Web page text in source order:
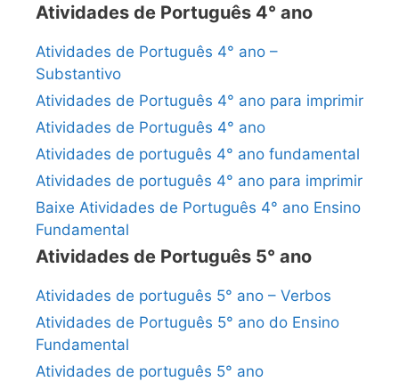
Atividades de Português 4° ano
Atividades de Português 4° ano –
Substantivo
Atividades de Português 4° ano para imprimir
Atividades de Português 4° ano
Atividades de português 4° ano fundamental
Atividades de português 4° ano para imprimir
Baixe Atividades de Português 4° ano Ensino
Fundamental
Atividades de Português 5° ano
Atividades de português 5° ano – Verbos
Atividades de Português 5° ano do Ensino
Fundamental
Atividades de português 5° ano